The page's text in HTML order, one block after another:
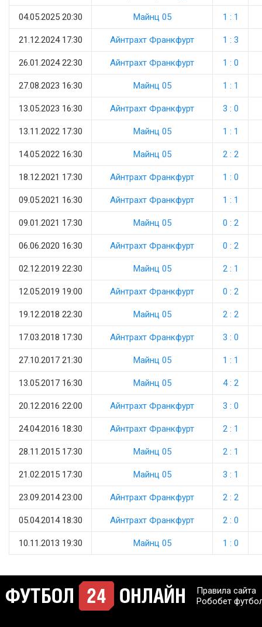
04.05.2025 20:30 Майнц 05 1 : 1
21.12.2024 17:30 Айнтрахт Франкфурт 1 : 3
26.01.2024 22:30 Айнтрахт Франкфурт 1 : 0
27.08.2023 16:30 Майнц 05 1 : 1
13.05.2023 16:30 Айнтрахт Франкфурт 3 : 0
13.11.2022 17:30 Майнц 05 1 : 1
14.05.2022 16:30 Майнц 05 2 : 2
18.12.2021 17:30 Айнтрахт Франкфурт 1 : 0
09.05.2021 16:30 Айнтрахт Франкфурт 1 : 1
09.01.2021 17:30 Майнц 05 0 : 2
06.06.2020 16:30 Айнтрахт Франкфурт 0 : 2
02.12.2019 22:30 Майнц 05 2 : 1
12.05.2019 19:00 Айнтрахт Франкфурт 0 : 2
19.12.2018 22:30 Майнц 05 2 : 2
17.03.2018 17:30 Айнтрахт Франкфурт 3 : 0
27.10.2017 21:30 Майнц 05 1 : 1
13.05.2017 16:30 Майнц 05 4 : 2
20.12.2016 22:00 Айнтрахт Франкфурт 3 : 0
24.04.2016 18:30 Айнтрахт Франкфурт 2 : 1
28.11.2015 17:30 Майнц 05 2 : 1
21.02.2015 17:30 Майнц 05 3 : 1
23.09.2014 23:00 Айнтрахт Франкфурт 2 : 2
05.04.2014 18:30 Айнтрахт Франкфурт 2 : 0
10.11.2013 19:30 Майнц 05 1 : 0
Правила сайта
Робобет